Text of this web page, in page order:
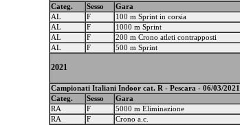
Categ.
Sesso Gara
AL
F 100 m Sprint in corsia
AL
F 1000 m Sprint
AL
F 200 m Crono atleti contrapposti
AL
F 500 m Sprint
2021
Campionati Italiani Indoor cat. R - Pescara - 06/03/2021
Categ.
Sesso Gara
RA
F 5000 m Eliminazione
RA
F Crono a.c.